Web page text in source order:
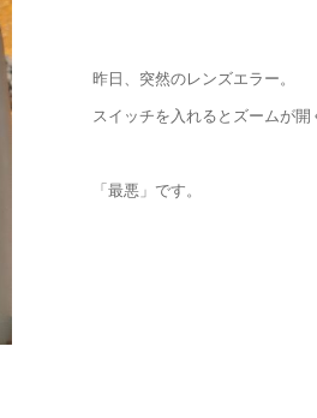
昨日、突然のレンズエラー。
スイッチを入れるとズームが開
「最悪」です。